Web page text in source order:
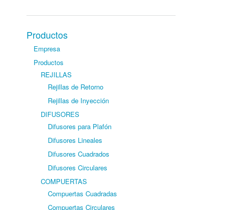
Productos
Empresa
Productos
REJILLAS
Rejillas de Retorno
Rejillas de Inyección
DIFUSORES
Difusores para Plafón
Difusores Lineales
Difusores Cuadrados
Difusores Circulares
COMPUERTAS
Compuertas Cuadradas
Compuertas Circulares